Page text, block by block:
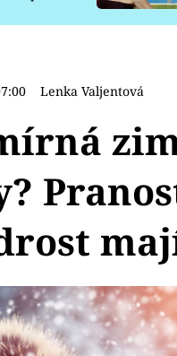
Lenka Valjentová